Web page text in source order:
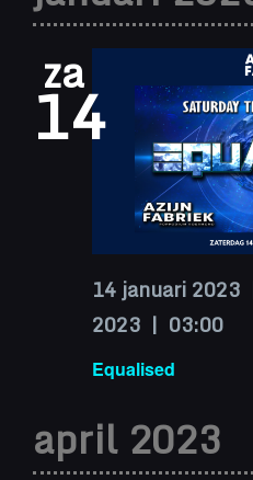
datum.
za
14
Equalised
14 januari
2023 | 03:00
april 2023